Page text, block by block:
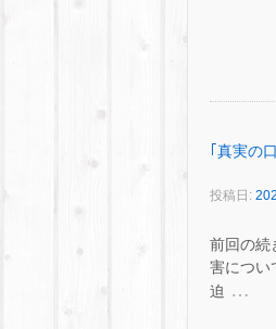
｢真実の
投稿日:
前回の続
害につい
迫 …